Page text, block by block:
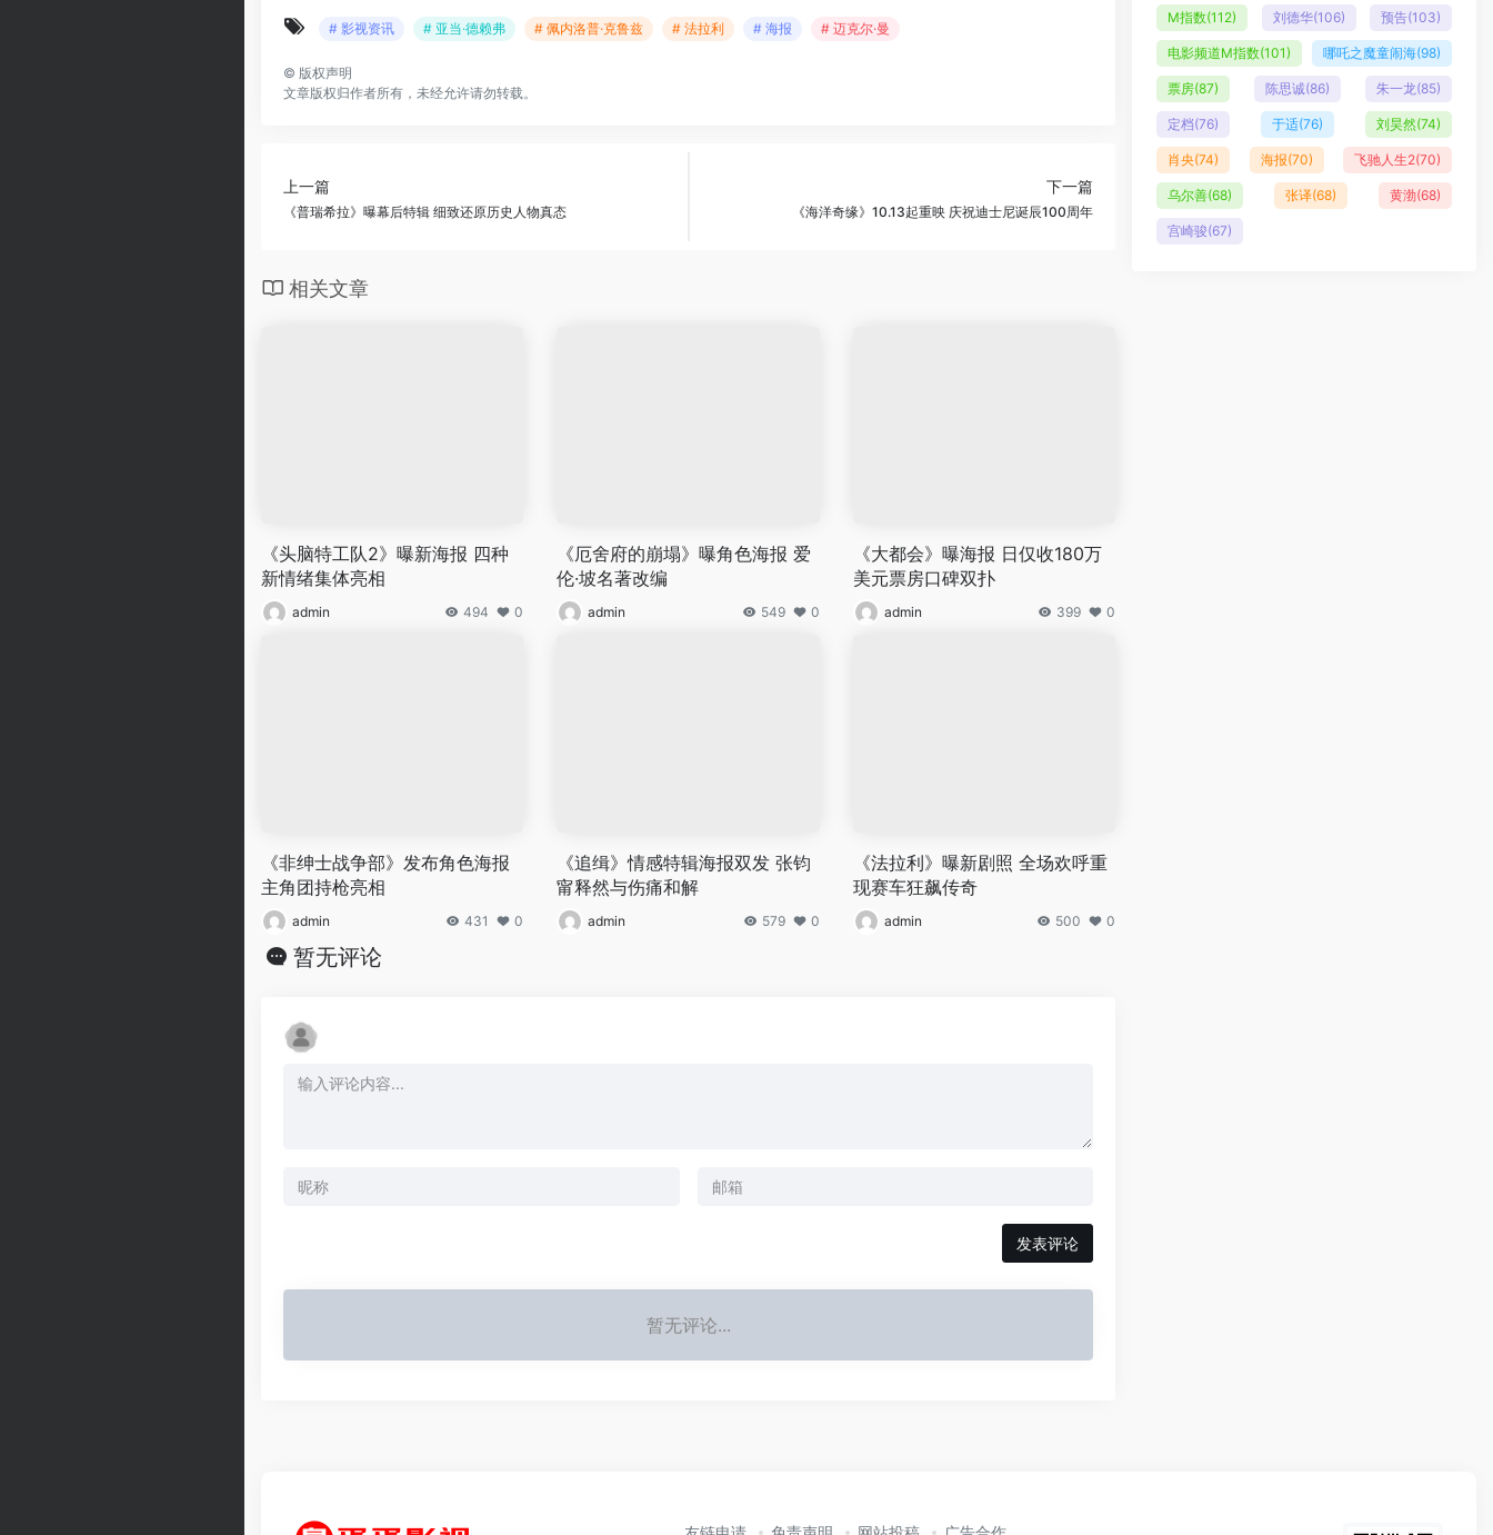
# 影视资讯 # 亚当·德赖弗 # 佩内洛普·克鲁兹 # 法拉利 # 海报 # 迈克尔·曼
© 版权声明
文章版权归作者所有，未经允许请勿转载。
上一篇
《普瑞希拉》曝幕后特辑 细致还原历史人物真态
下一篇
《海洋奇缘》10.13起重映 庆祝迪士尼诞辰100周年
相关文章
《头脑特工队2》曝新海报 四种
新情绪集体亮相
admin 494 0
《厄舍府的崩塌》曝角色海报 爱
伦·坡名著改编
admin 549 0
《大都会》曝海报 日仅收180万
美元票房口碑双扑
admin 399 0
《非绅士战争部》发布角色海报
主角团持枪亮相
admin 431 0
《追缉》情感特辑海报双发 张钧
甯释然与伤痛和解
admin 579 0
《法拉利》曝新剧照 全场欢呼重
现赛车狂飙传奇
admin 500 0
暂无评论
发表评论
暂无评论...
M指数(112) 刘德华(106) 预告(103)
电影频道M指数(101) 哪吒之魔童闹海(98)
票房(87) 陈思诚(86) 朱一龙(85)
定档(76) 于适(76) 刘昊然(74)
肖央(74) 海报(70) 飞驰人生2(70)
乌尔善(68) 张译(68) 黄渤(68)
宫崎骏(67)